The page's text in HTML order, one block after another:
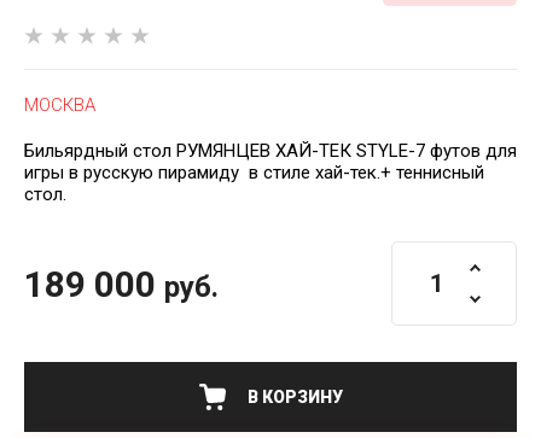
МОСКВА
Бильярдный стол РУМЯНЦЕВ ХАЙ-ТЕК STYLE-7 футов для
игры в русскую пирамиду в стиле хай-тек.+ теннисный
стол.
189 000 руб.
В КОРЗИНУ